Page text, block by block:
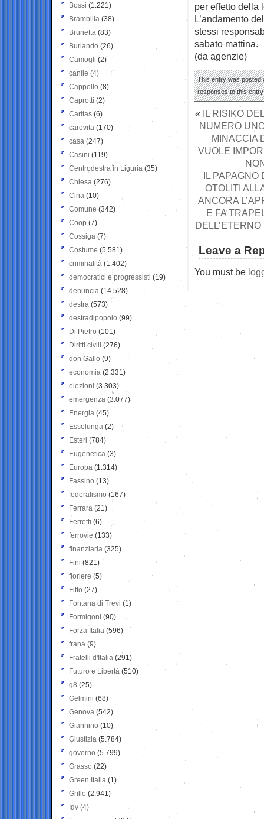
per effetto della
L’andamento
stessi
sabato mattina.
(da agenzie)
This entry was posted
responses to this
« IL RISIKO
NUMERO
MINACCIA
VUOLE
IL PAPAGNO
OTOLITI
ANCORA
E FA
Leave a
You must be
Bossi (1.221)
Brambilla (38)
Brunetta (83)
Burlando (26)
Camogli (2)
canile (4)
Cappello (8)
Caprotti (2)
Caritas (6)
carovita (170)
casa (247)
Casini (119)
Centrodestra in Liguria (35)
Chiesa (276)
Cina (10)
Comune (342)
Coop (7)
Cossiga (7)
Costume (5.581)
criminalità (1.402)
democratici e progressisti (19)
denuncia (14.528)
destra (573)
destradipopolo (99)
Di Pietro (101)
Diritti civili (276)
don Gallo (9)
economia (2.331)
elezioni (3.303)
emergenza (3.077)
Energia (45)
Esselunga (2)
Esteri (784)
Eugenetica (3)
Europa (1.314)
Fassino (13)
federalismo (167)
Ferrara (21)
Ferretti (6)
ferrovie (133)
finanziaria (325)
Fini (821)
fioriere (5)
Fitto (27)
Fontana di Trevi (1)
Formigoni (90)
Forza Italia (596)
frana (9)
Fratelli d'Italia (291)
Futuro e Libertà (510)
g8 (25)
Gelmini (68)
Genova (542)
Giannino (10)
Giustizia (5.784)
governo (5.799)
Grasso (22)
Green Italia (1)
Grillo (2.941)
Idv (4)